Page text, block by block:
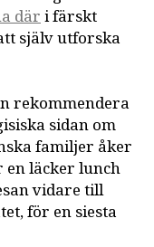
däri färskt
själv utforska
rekommendera
sidan om
familjer åker
en läcker lunch
vidare till
för en siesta